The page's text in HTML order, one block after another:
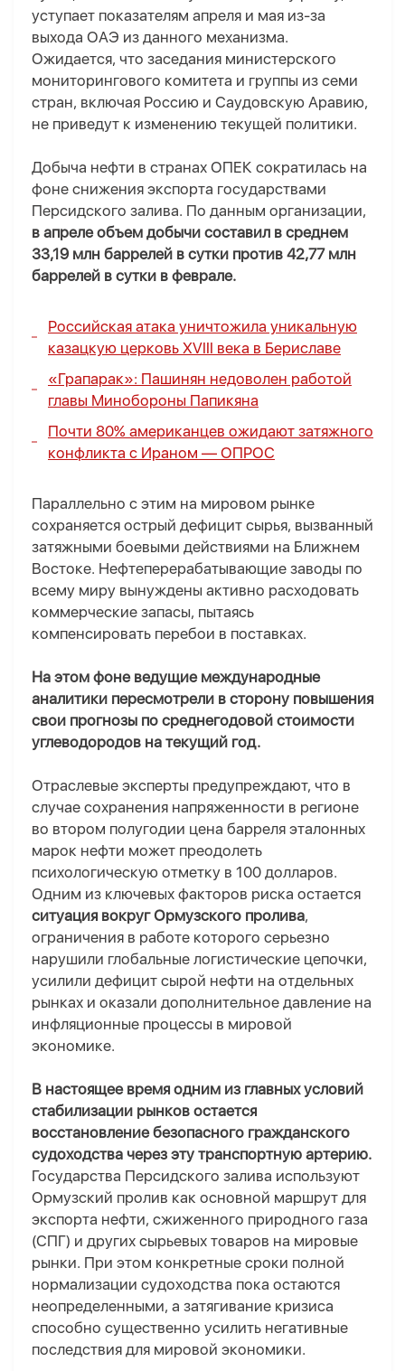
уступает показателям апреля и мая из-за
выхода ОАЭ из данного механизма.
Ожидается, что заседания министерского
мониторингового комитета и группы из семи
стран, включая Россию и Саудовскую Аравию,
не приведут к изменению текущей политики.
Добыча нефти в странах ОПЕК сократилась на
фоне снижения экспорта государствами
Персидского залива. По данным организации,
в апреле объем добычи составил в среднем
33,19 млн баррелей в сутки против 42,77 млн
баррелей в сутки в феврале.
Российская атака уничтожила уникальную
казацкую церковь XVIII века в Бериславе
«Грапарак»: Пашинян недоволен работой
главы Минобороны Папикяна
Почти 80% американцев ожидают затяжного
конфликта с Ираном — ОПРОС
Параллельно с этим на мировом рынке
сохраняется острый дефицит сырья, вызванный
затяжными боевыми действиями на Ближнем
Востоке. Нефтеперерабатывающие заводы по
всему миру вынуждены активно расходовать
коммерческие запасы, пытаясь
компенсировать перебои в поставках.
На этом фоне ведущие международные
аналитики пересмотрели в сторону повышения
свои прогнозы по среднегодовой стоимости
углеводородов на текущий год.
Отраслевые эксперты предупреждают, что в
случае сохранения напряженности в регионе
во втором полугодии цена барреля эталонных
марок нефти может преодолеть
психологическую отметку в 100 долларов.
Одним из ключевых факторов риска остается
ситуация вокруг Ормузского пролива,
ограничения в работе которого серьезно
нарушили глобальные логистические цепочки,
усилили дефицит сырой нефти на отдельных
рынках и оказали дополнительное давление на
инфляционные процессы в мировой
экономике.
В настоящее время одним из главных условий
стабилизации рынков остается
восстановление безопасного гражданского
судоходства через эту транспортную артерию.
Государства Персидского залива используют
Ормузский пролив как основной маршрут для
экспорта нефти, сжиженного природного газа
(СПГ) и других сырьевых товаров на мировые
рынки. При этом конкретные сроки полной
нормализации судоходства пока остаются
неопределенными, а затягивание кризиса
способно существенно усилить негативные
последствия для мировой экономики.